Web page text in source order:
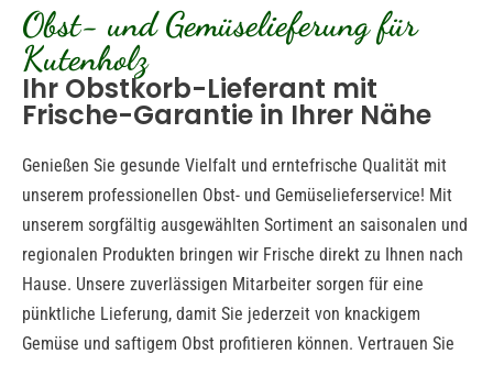
Obst- und Gemüselieferung für
Kutenholz
Ihr Obstkorb-Lieferant mit
Frische-Garantie in Ihrer Nähe
Genießen Sie gesunde Vielfalt und erntefrische Qualität mit
unserem professionellen Obst- und Gemüselieferservice! Mit
unserem sorgfältig ausgewählten Sortiment an saisonalen und
regionalen Produkten bringen wir Frische direkt zu Ihnen nach
Hause. Unsere zuverlässigen Mitarbeiter sorgen für eine
pünktliche Lieferung, damit Sie jederzeit von knackigem
Gemüse und saftigem Obst profitieren können. Vertrauen Sie